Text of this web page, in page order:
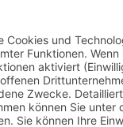
Aufgaben